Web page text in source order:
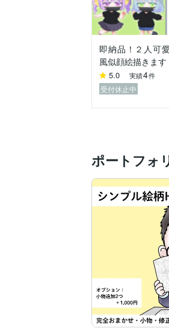
即納品！２人可
風似顔絵描きます
5.0 実績4件
受付休止中
ポートフォ